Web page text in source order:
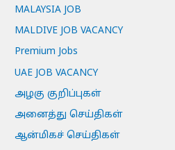
MALAYSIA JOB
MALDIVE JOB VACANCY
Premium Jobs
UAE JOB VACANCY
அழகு குறிப்புகள்
அனைத்து செய்திகள்
ஆன்மிகச் செய்திகள்